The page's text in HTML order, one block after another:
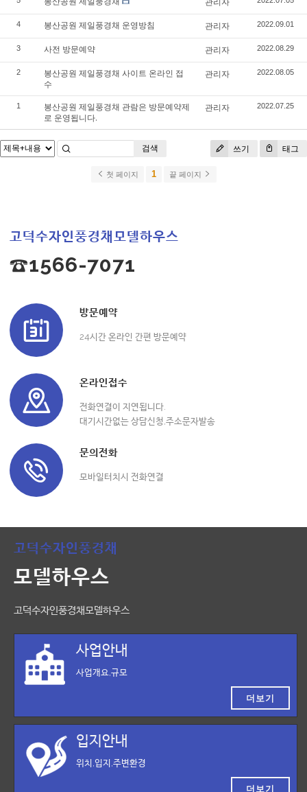
4 봉산공원 제일풍경채 운영방침 관리자 2022.09.01
3 사전 방문예약 관리자 2022.08.29
2
봉산공원 제일풍경채 사이트 온라인 접
수
관리자 2022.08.05
1
봉산공원 제일풍경채 관람은 방문예약제
로 운영됩니다.
관리자 2022.07.25
쓰기 태그
검색
첫 페이지 1 끝 페이지
고덕수자인풍경채모델하우스
☎1566-7071
방문예약
24시간 온라인 간편 방문예약
온라인접수
전화연결이 지연됩니다.
대기시간없는 상담신청,주소문자발송
문의전화
모바일터치시 전화연결
고덕수자인풍경채
모델하우스
고덕수자인풍경채모델하우스
사업안내
사업개요,규모
더보기
입지안내
위치,입지,주변환경
더보기